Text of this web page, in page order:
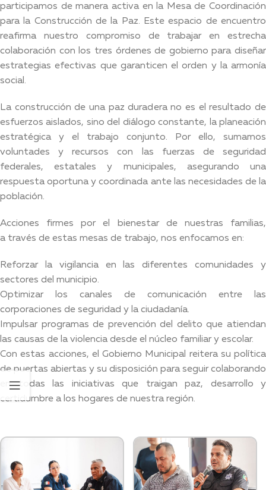
participamos de manera activa en la Mesa de Coordinación
para la Construcción de la Paz. Este espacio de encuentro
reafirma nuestro compromiso de trabajar en estrecha
colaboración con los tres órdenes de gobierno para diseñar
estrategias efectivas que garanticen el orden y la armonía
social.
La construcción de una paz duradera no es el resultado de
esfuerzos aislados, sino del diálogo constante, la planeación
estratégica y el trabajo conjunto. Por ello, sumamos
voluntades y recursos con las fuerzas de seguridad
federales, estatales y municipales, asegurando una
respuesta oportuna y coordinada ante las necesidades de la
población.
Acciones firmes por el bienestar de nuestras familias,
a través de estas mesas de trabajo, nos enfocamos en:
Reforzar la vigilancia en las diferentes comunidades y
sectores del municipio.
Optimizar los canales de comunicación entre las
corporaciones de seguridad y la ciudadanía.
Impulsar programas de prevención del delito que atiendan
las causas de la violencia desde el núcleo familiar y escolar.
Con estas acciones, el Gobierno Municipal reitera su política
de puertas abiertas y su disposición para seguir colaborando
en todas las iniciativas que traigan paz, desarrollo y
certidumbre a los hogares de nuestra región.